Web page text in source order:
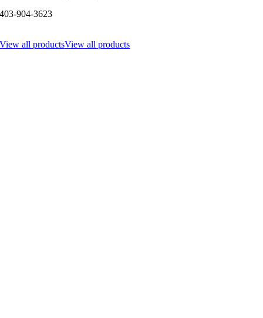
403-904-3623
View all productsView all products